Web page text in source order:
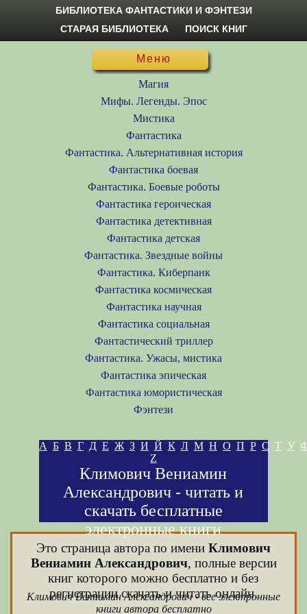
БИБЛИОТЕКА ФАНТАСТИКИ И ФЭНТЕЗИ
СТАРАЯ БИБЛИОТЕКА
ПОИСК КНИГ
Меню
Магия
Мифы. Легенды. Эпос
Мистика
Фантастика
Фантастика. Альтернативная история
Фантастика боевая
Фантастика. Боевые роботы
Фантастика героическая
Фантастика детективная
Фантастика детская
Фантастика. Звездные войны
Фантастика. Киберпанк
Фантастика космическая
Фантастика научная
Фантастика социальная
Фантастический триллер
Фантастика. Ужасы, мистика
Фантастика эпическая
Фантастика юмористическая
Фэнтези
А Б В Г Д Е Ж З И Й К Л М Н О П Р С Т У
Z
Климович Вениамин
Александрович - читать и
скачать бесплатные
электронные книги
Это страница автора по имени Климович
Вениамин Александрович, полные версии
книг которого можно бесплатно и без
регистрации скачать и читать онлайн.
Климович Вениамин Александрович - все электронные
книги автора бесплатно